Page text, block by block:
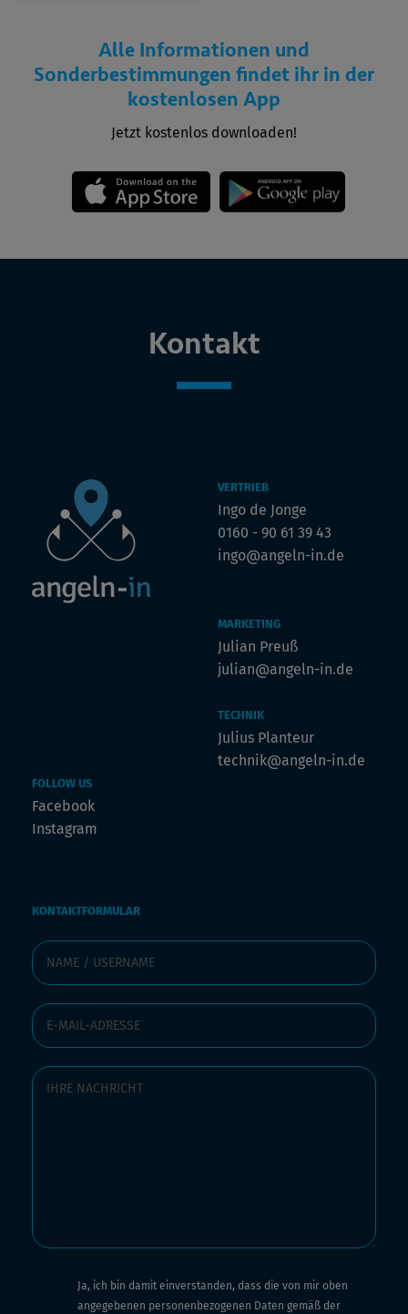
Alle Informationen und
Sonderbestimmungen findet ihr in der
kostenlosen App
Jetzt kostenlos downloaden!
Kontakt
VERTRIEB
Ingo de Jonge
0160 - 90 61 39 43
ingo@angeln-in.de
MARKETING
Julian Preuß
julian@angeln-in.de
TECHNIK
Julius Planteur
technik@angeln-in.de
FOLLOW US
Facebook
Instagram
KONTAKTFORMULAR
Ja, ich bin damit einverstanden, dass die von mir oben
angegebenen personenbezogenen Daten gemäß der